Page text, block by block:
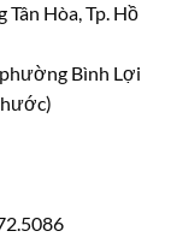
Hòa, Tp. Hồ
Bình Lợi